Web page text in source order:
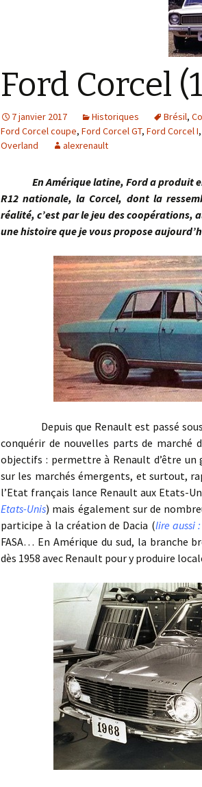
Ford Corcel
7 janvier 2017 Historiques Brésil,
Ford Corcel coupe, Ford Corcel GT, Ford Corcel I,
Overland
alexrenault
En Amérique latine, Ford a produit
R12 nationale, la Corcel, dont la
réalité, c’est par le jeu des coopérations,
une histoire que je vous propose
Depuis que Renault est passé sous
conquérir de nouvelles parts de
objectifs : permettre à Renault d’être
sur les marchés émergents, et surtout,
l’Etat français lance Renault aux Etats-
Etats-Unis) mais également sur de
participe à la création de Dacia (lire aussi
FASA… En Amérique du sud, la branche
dès 1958 avec Renault pour y produire